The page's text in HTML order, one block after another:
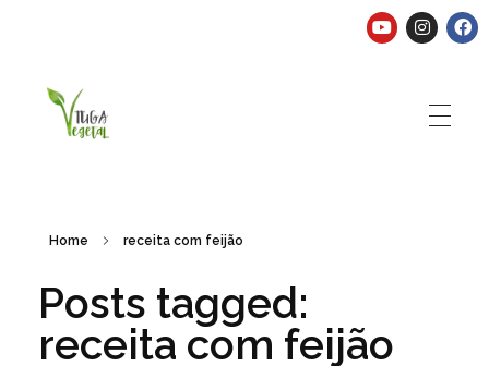
Home receita com feijão
Posts tagged:
receita com feijão